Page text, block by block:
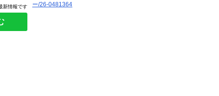
新情報です
ー/26-0481364